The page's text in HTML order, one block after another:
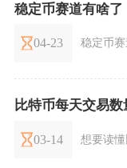
稳定币赛道有啥了
04-23 稳定币
比特币每天交易
03-14 想要读